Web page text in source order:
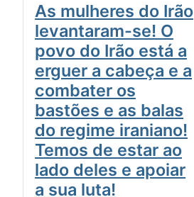
As mulheres do Irão
levantaram-se! O
povo do Irão está a
erguer a cabeça e a
combater os
bastões e as balas
do regime iraniano!
Temos de estar ao
lado deles e apoiar
a sua luta!